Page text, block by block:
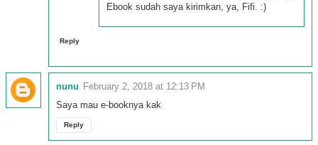
Ebook sudah saya kirimkan, ya, Fifi. :)
Reply
nunu February 2, 2018 at 12:13 PM
Saya mau e-booknya kak
Reply